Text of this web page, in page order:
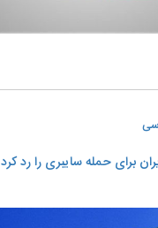
برای حمله سایبری را رد کرد